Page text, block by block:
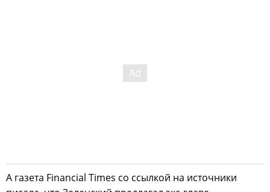
А газета Financial Times со ссылкой на источники